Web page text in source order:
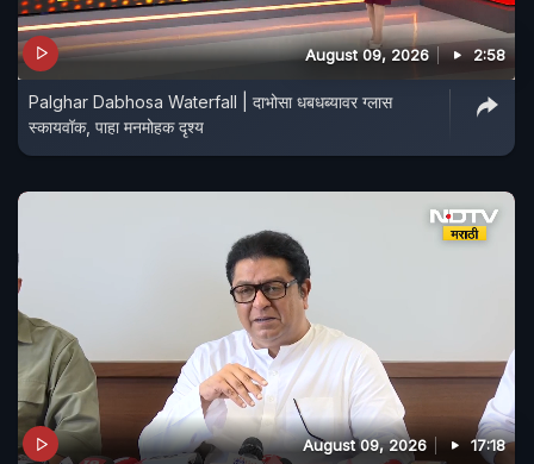
August 09, 2026 2:58
Palghar Dabhosa Waterfall | दाभोसा धबधब्यावर ग्लास
स्कायवॉक, पाहा मनमोहक दृश्य
August 09, 2026 17:18